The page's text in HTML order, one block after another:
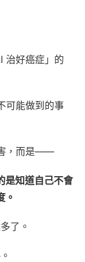
治好癌症」的
可能做到的事
，而是——
是知道自己不會
。
了。